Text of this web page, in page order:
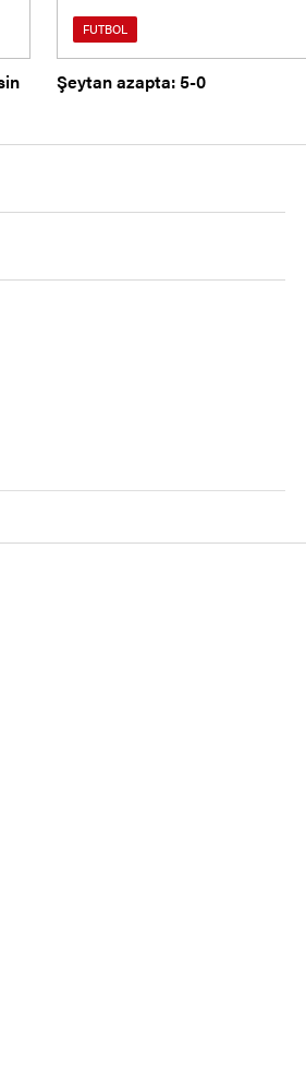
FUTBOL
Şeytan azapta: 5-0